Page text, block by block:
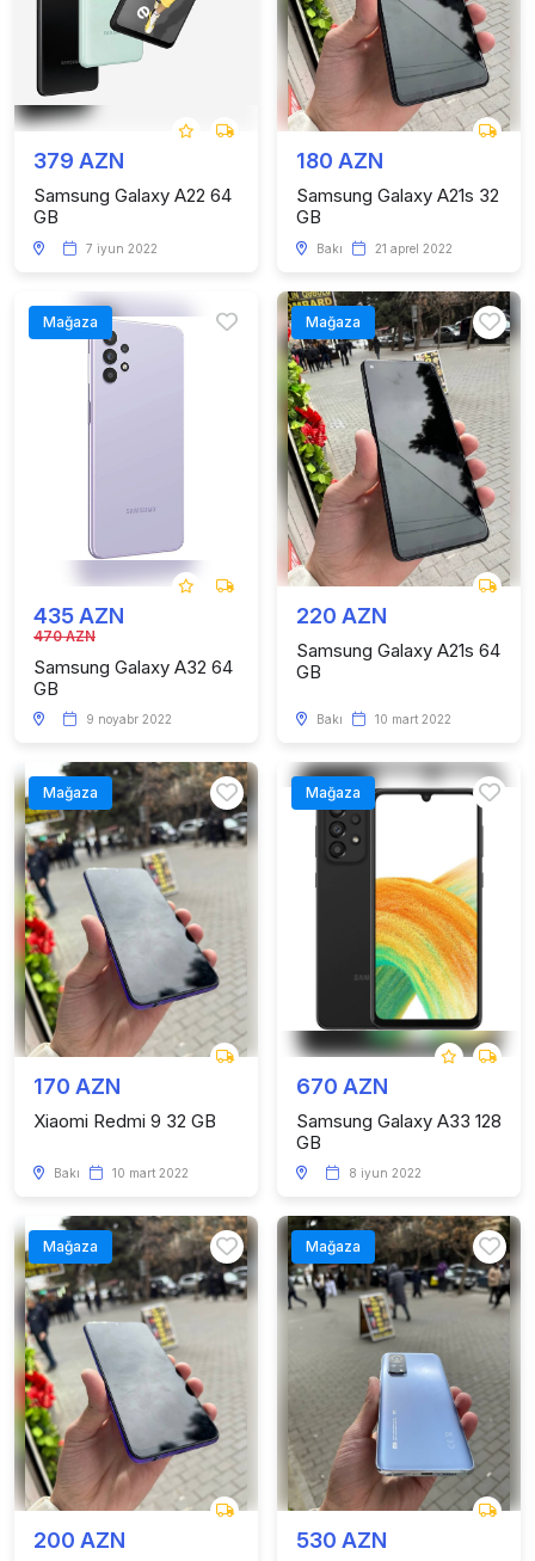
379 AZN
Samsung Galaxy A22 64
GB
7 iyun 2022
180 AZN
Samsung Galaxy A21s 32
GB
Bakı 21 aprel 2022
Mağaza
435 AZN
470 AZN
Samsung Galaxy A32 64
GB
9 noyabr 2022
Mağaza
220 AZN
Samsung Galaxy A21s 64
GB
Bakı 10 mart 2022
Mağaza
170 AZN
Xiaomi Redmi 9 32 GB
Bakı 10 mart 2022
Mağaza
670 AZN
Samsung Galaxy A33 128
GB
8 iyun 2022
Mağaza
200 AZN
Mağaza
530 AZN